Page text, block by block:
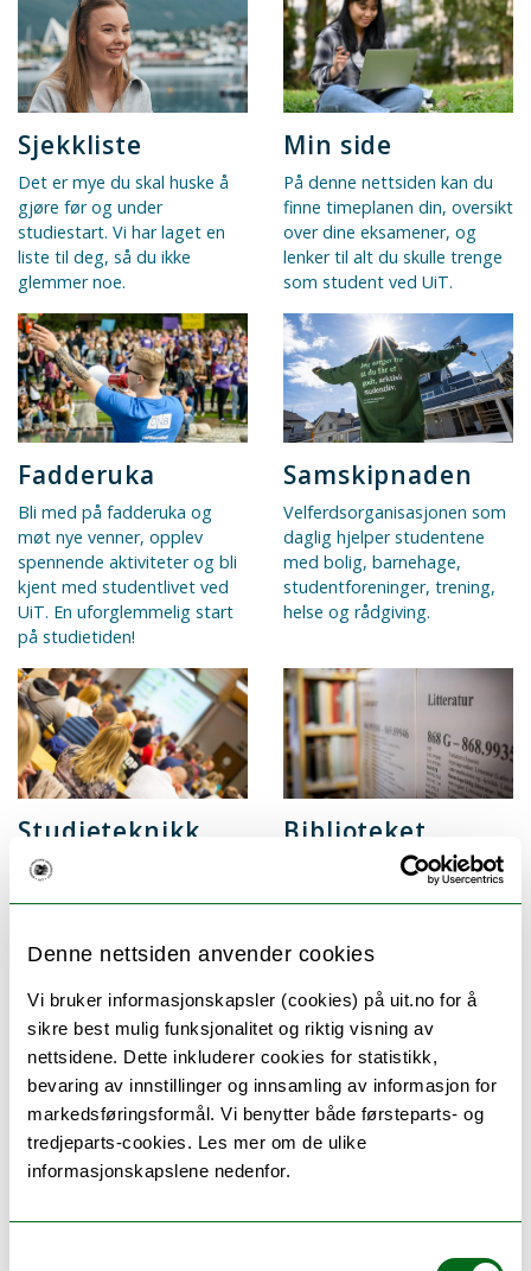
Denne nettsiden anvender cookies
Vi bruker informasjonskapsler (cookies) på uit.no for å
sikre best mulig funksjonalitet og riktig visning av
nettsidene. Dette inkluderer cookies for statistikk,
bevaring av innstillinger og innsamling av informasjon for
markedsføringsformål. Vi benytter både førsteparts- og
tredjeparts-cookies. Les mer om de ulike
informasjonskapslene nedenfor.
Sjekkliste
Det er mye du skal huske å
gjøre før og under
studiestart. Vi har laget en
liste til deg, så du ikke
glemmer noe.
Min side
På denne nettsiden kan du
finne timeplanen din, oversikt
over dine eksamener, og
lenker til alt du skulle trenge
som student ved UiT.
Fadderuka
Bli med på fadderuka og
møt nye venner, opplev
spennende aktiviteter og bli
kjent med studentlivet ved
UiT. En uforglemmelig start
på studietiden!
Samskipnaden
Velferdsorganisasjonen som
daglig hjelper studentene
med bolig, barnehage,
studentforeninger, trening,
helse og rådgiving.
Studieteknikk
Gode tips for å finne
Biblioteket
Ved universitetsbiblioteket
fagdatabaser, kurs og andre
ressurser for deg som
student, og en plass å sitte
når du studerer.
Sikkerhet ved studiestart